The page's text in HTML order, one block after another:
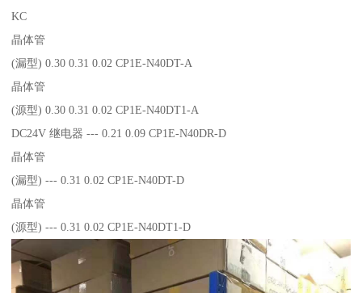
KC
晶体管
(漏型) 0.30 0.31 0.02 CP1E-N40DT-A
晶体管
(源型) 0.30 0.31 0.02 CP1E-N40DT1-A
DC24V 继电器 --- 0.21 0.09 CP1E-N40DR-D
晶体管
(漏型) --- 0.31 0.02 CP1E-N40DT-D
晶体管
(源型) --- 0.31 0.02 CP1E-N40DT1-D